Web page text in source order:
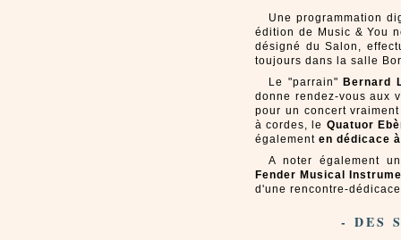
Une programmation
édition de Music & You
désigné du Salon,
toujours dans la salle
Le "parrain" Bernard
donne rendez-vous aux
pour un concert
à cordes, le Quatuor
également en dédicace
A noter également
Fender Musical
d'une rencontre-
- DES